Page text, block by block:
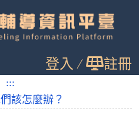
登入 註冊
:::觀點
該怎麼辦？